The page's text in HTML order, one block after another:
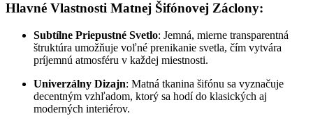
Hlavné Vlastnosti Matnej Šifónovej Záclony:
Subtílne Priepustné Svetlo: Jemná, mierne transparentná
štruktúra umožňuje voľné prenikanie svetla, čím vytvára
príjemnú atmosféru v každej miestnosti.
Univerzálny Dizajn: Matná tkanina šifónu sa vyznačuje
decentným vzhľadom, ktorý sa hodí do klasických aj
moderných interiérov.